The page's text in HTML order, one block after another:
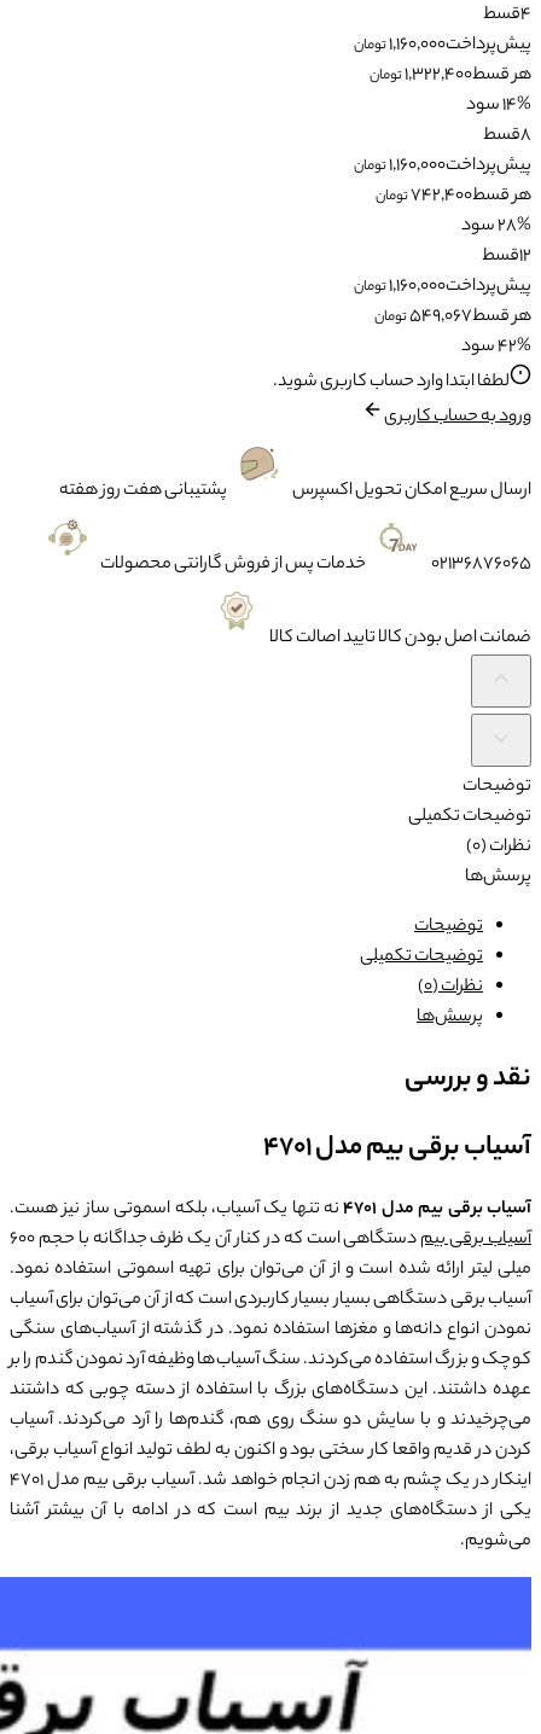
4قسط
پیش‌پرداخت1,160,000تومان
هر قسط1,322,400تومان
14% سود
8قسط
پیش‌پرداخت1,160,000تومان
هر قسط742,400تومان
28% سود
12قسط
پیش‌پرداخت1,160,000تومان
هر قسط549,067تومان
42% سود
لطفا ابتدا وارد حساب کاربری شوید.
ورود به حساب کاربری
ارسال سریعامکان تحویل اکسپرس پشتیبانیهفت روز هفته
02136876065 خدمات پس از فروشگارانتی محصولات
ضمانتاصل بودن کالا تایید اصالت کالا
توضیحات
توضیحات تکمیلی
نظرات (0)
پرسش‌ها
توضیحات
توضیحات تکمیلی
نظرات (0)
پرسش‌ها
نقد و بررسی
آسیاب برقی بیم مدل 4701
آسیاب برقی بیم مدل 4701
نه تنها یک آسیاب، بلکه اسموتی ساز نیز هست.
آسیاب برقی بیم
دستگاهی است که در کنار آن یک ظرف جداگانه با حجم 600
میلی لیتر ارائه شده است و از آن می‌توان برای تهیه اسموتی استفاده نمود.
آسیاب برقی دستگاهی بسیار بسیار کاربردی است که از آن می‌توان برای آسیاب
نمودن انواع دانه‌ها و مغزها استفاده نمود. در گذشته از آسیاب‌های سنگی
کوچک و بزرگ استفاده می‌کردند. سنگ آسیاب‌ها وظیفه آرد نمودن گندم را بر
عهده داشتند. این دستگاه‌های بزرگ با استفاده از دسته چوبی که داشتند
می‌چرخیدند و با سایش دو سنگ روی هم، گندم‌ها را آرد می‌کردند. آسیاب
کردن در قدیم واقعا کار سختی بود و اکنون به لطف تولید انواع آسیاب برقی،
اینکار در یک چشم به هم زدن انجام خواهد شد. آسیاب برقی بیم مدل 4701
یکی از دستگاه‌های جدید از برند بیم است که در ادامه با آن بیشتر آشنا
می‌شویم.